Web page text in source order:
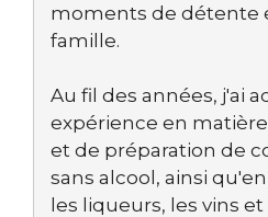
moments de détente
famille.
Au fil des années, j'ai
expérience en
et de préparation de
sans alcool, ainsi
les liqueurs, les vins